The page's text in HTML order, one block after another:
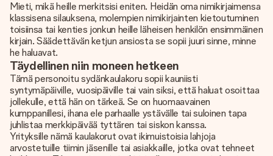
Mieti, mikä heille merkitsisi eniten. Heidän oma nimikirjaimensa
klassisena silauksena, molempien nimikirjainten kietoutuminen
toisiinsa tai kenties jonkun heille läheisen henkilön ensimmäinen
kirjain. Säädettävän ketjun ansiosta se sopii juuri sinne, minne
he haluavat.
Täydellinen niin moneen hetkeen
Tämä personoitu sydänkaulakoru sopii kauniisti
syntymäpäiville, vuosipäiville tai vain siksi, että haluat osoittaa
jollekulle, että hän on tärkeä. Se on huomaavainen
kumppanillesi, ihana ele parhaalle ystävälle tai suloinen tapa
juhlistaa merkkipäivää tyttären tai siskon kanssa.
Yrityksille nämä kaulakorut ovat ikimuistoisia lahjoja
arvostetuille tiimin jäsenille tai asiakkaille, jotka ovat tehneet